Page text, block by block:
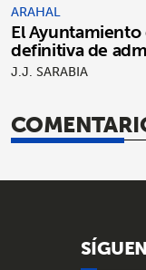
ARAHAL
El
definitiva de
J.J. SARABIA